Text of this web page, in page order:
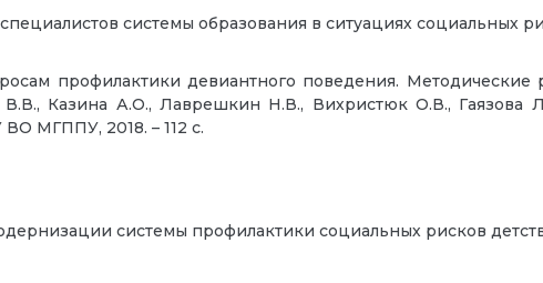
системы образования в ситуациях социальных
профилактики девиантного поведения.
Казина А.О., Лаврешкин Н.В., Вихристюк О.В., Гаязова
МГППУ, 2018. – 112 с.
системы профилактики социальных рисков